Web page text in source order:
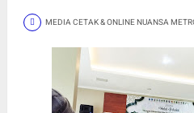
MEDIA CETAK & ONLINE NUANSA